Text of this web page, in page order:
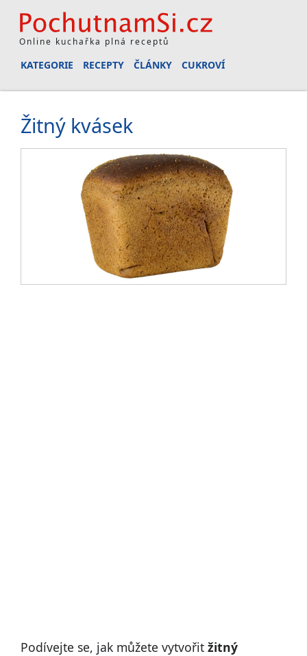
Online kuchařka plná receptů
KATEGORIE RECEPTY ČLÁNKY CUKROVÍ
Žitný kvásek
Podívejte se, jak můžete vytvořit žitný